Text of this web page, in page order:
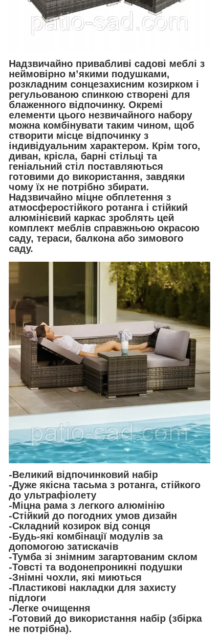
Надзвичайно привабливі садові меблі з
неймовірно м’якими подушками,
розкладним сонцезахисним козирком і
регульованою спинкою створені для
блаженного відпочинку. Окремі
елементи цього незвичайного набору
можна комбінувати таким чином, щоб
створити місце відпочинку з
індивідуальним характером. Крім того,
диван, крісла, барні стільці та
геніальний стіл поставляються
готовими до використання, завдяки
чому їх не потрібно збирати.
Надзвичайно міцне обплетення з
атмосферостійкого ротанга і стійкий
алюмінієвий каркас зроблять цей
комплект меблів справжньою окрасою
саду, тераси, балкона або зимового
саду.
-Великий відпочинковий набір
-Дуже якісна тасьма з ротанга, стійкого
до ультрафіолету
-Міцна рама з легкого алюмінію
-Стійкий до погодних умов дизайн
-Складний козирок від сонця
-Будь-які комбінації модулів за
допомогою затискачів
-Тумба зі знімним загартованим склом
-Товсті та водонепроникні подушки
-Знімні чохли, які миються
-Пластикові накладки для захисту
підлоги
-Легке очищення
-Готовий до використання набір (збірка
не потрібна).